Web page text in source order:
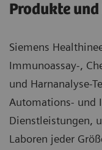
Produkte
Siemens
Immunoassay-,
und Harnanalyse-
Automations- und
Dienstleistungen,
Laboren jeder